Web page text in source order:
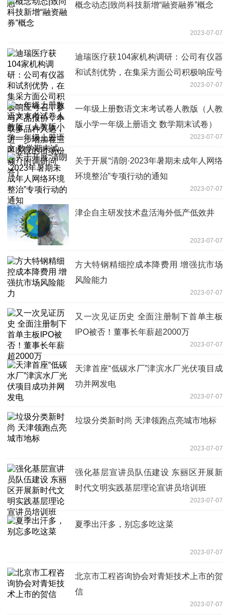
概念动态|致尚科技新增“融资融券”概念
2023-07-07
迪瑞医疗获104家机构调研：公司有仪器
和试剂优势，在集采方面公司积极响应号
召，参与产品报价，争取多品种入选，进
一步增加在三甲医院的市场份额（附调研
问答）
2023-07-07
一年级上册数语文末考试卷人教版（人教
版小学一年级上册语文 数学期末试卷）
2023-07-07
关于开展“清朗·2023年暑期未成年人网络
环境整治”专项行动的通知
2023-07-07
津企自主研发技术盘活海外低产低效井
2023-07-07
方大特钢精细控成本降费用 增强抗市场
风险能力
2023-07-07
又一次见证历史 全面注册制下首单主板
IPO被否！董事长年薪超2000万
2023-07-07
天津首座“低碳水厂”津滨水厂光伏项目成
功并网发电
2023-07-07
垃圾分类新时尚 天津领跑点亮城市地标
2023-07-07
强化基层宣讲员队伍建设 东丽区开展新
时代文明实践基层理论宣讲员培训班
2023-07-07
夏季出汗多，别忘多吃这菜
2023-07-07
北京市工程咨询协会对青矩技术上市的贺
信
2023-07-07